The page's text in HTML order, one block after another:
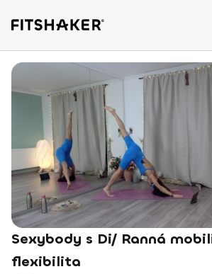
Sexybody s Di/ Ranná
flexibilita